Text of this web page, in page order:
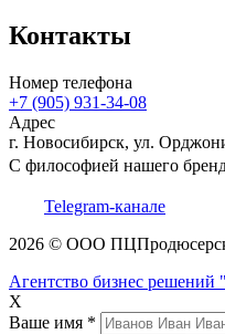
Контакты
Номер телефона
+7 (905) 931-34-08
Адрес
г. Новосибирск, ул.
С философией нашего
Telegram-канале
2026 © ООО ПЦ
Агентство бизнес
X
Ваше имя *